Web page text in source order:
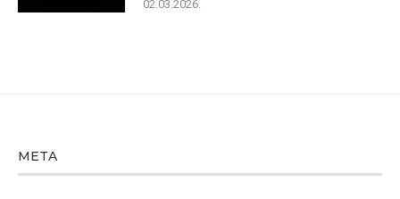
02.03.2026.
META